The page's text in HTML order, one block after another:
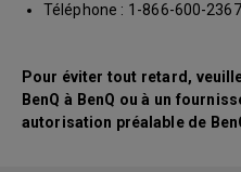
Téléphone : 1-866-600-2367
Pour éviter tout retard,
BenQ à BenQ ou à un
autorisation préalable de